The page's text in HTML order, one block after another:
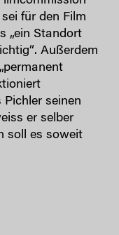
für den Film
„ein Standort
Außerdem
Pichler seinen
er selber
soll es soweit